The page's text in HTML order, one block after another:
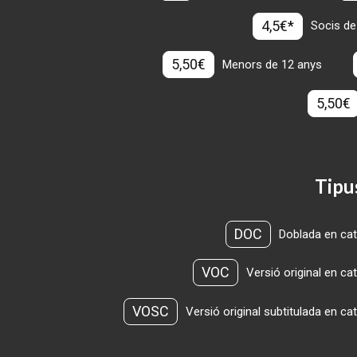
4,5€* Socis
5,50€ Menors de 12 anys
5,50€
DOC Doblada en
VOC Versió original en
VOSC Versió original subtitulada en